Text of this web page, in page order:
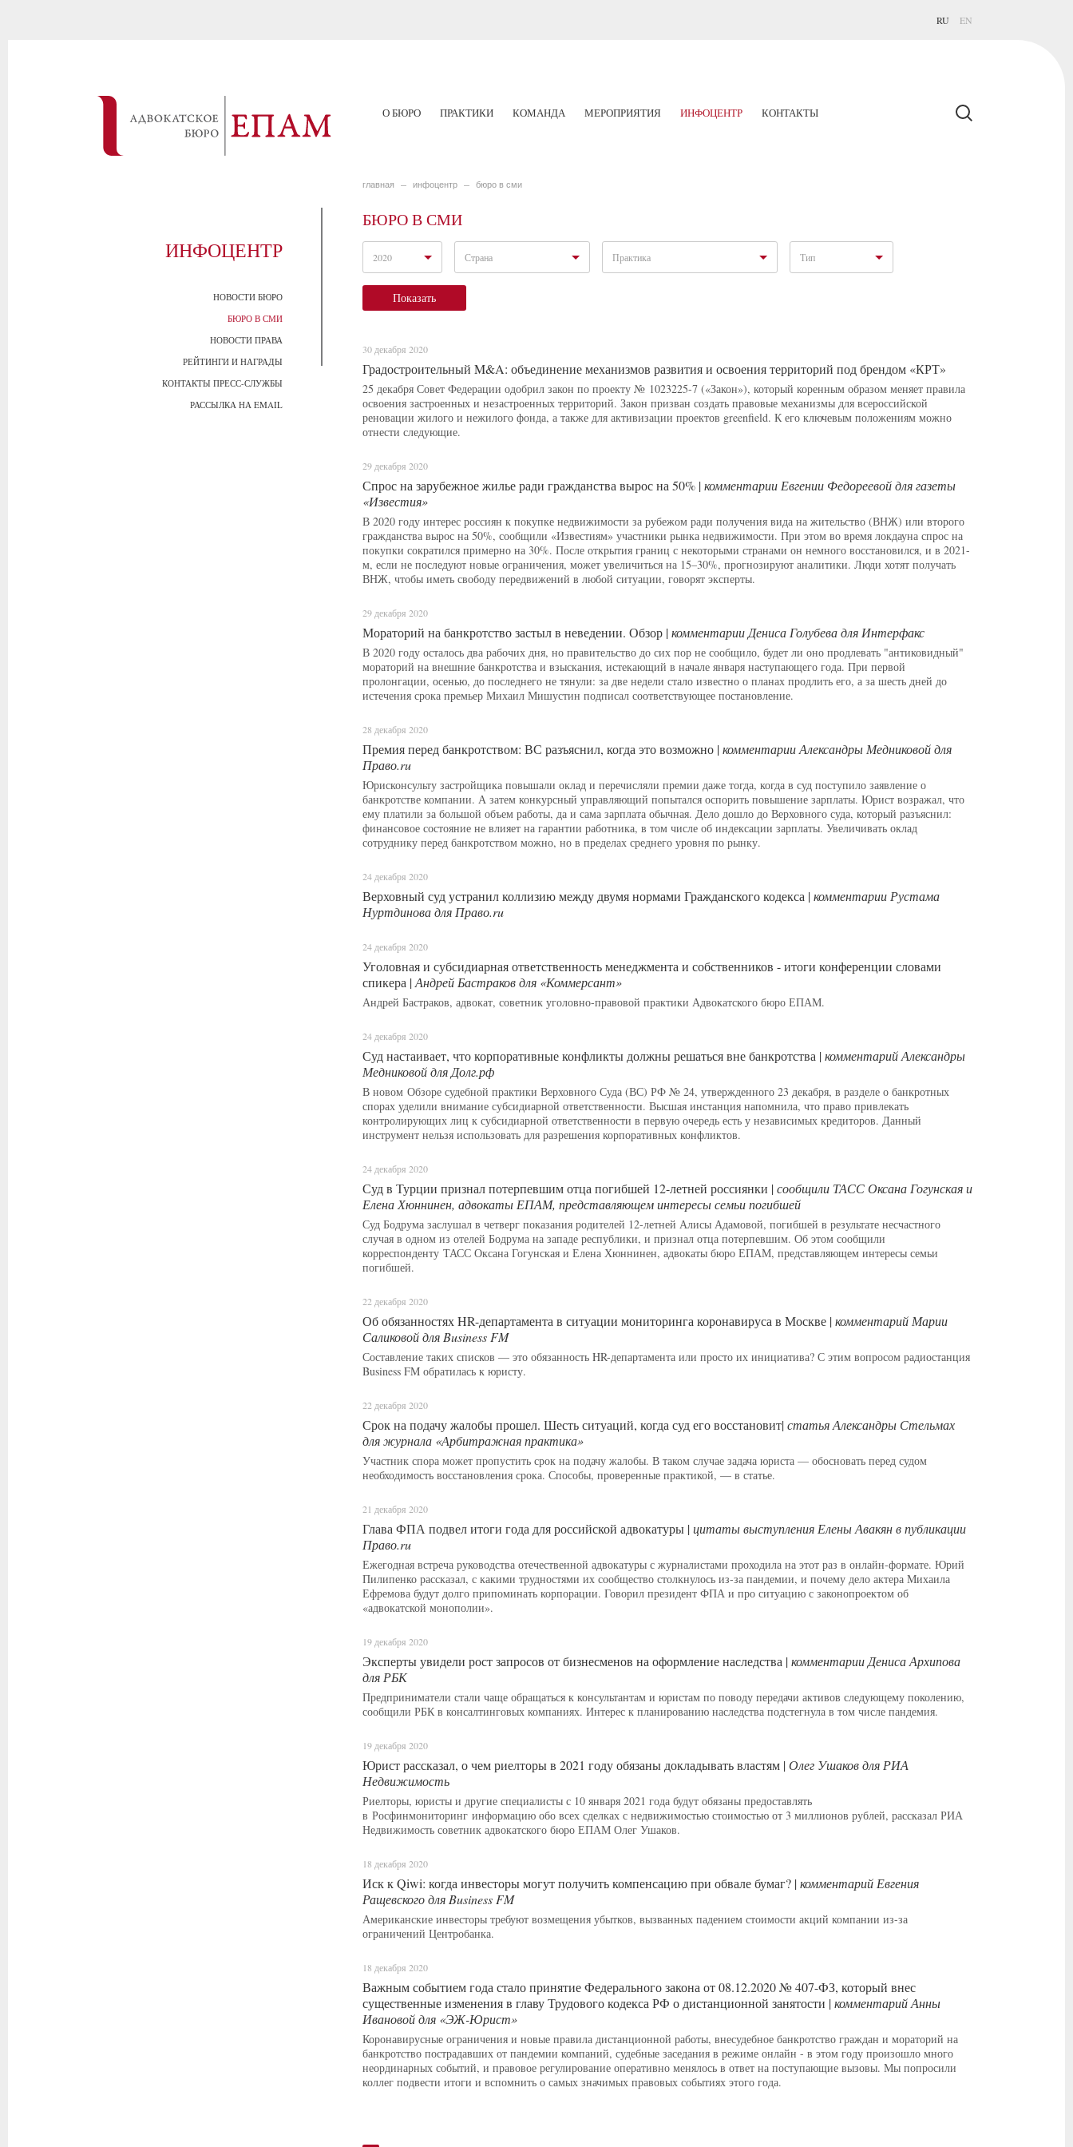
RU EN
О БЮРО ПРАКТИКИ КОМАНДА МЕРОПРИЯТИЯ ИНФОЦЕНТР КОНТАКТЫ
ИНФОЦЕНТР
НОВОСТИ БЮРО
БЮРО В СМИ
НОВОСТИ ПРАВА
РЕЙТИНГИ И НАГРАДЫ
КОНТАКТЫ ПРЕСС-СЛУЖБЫ
РАССЫЛКА НА EMAIL
главная инфоцентр бюро в сми
БЮРО В СМИ
2020 Страна Практика Тип
Показать
30 декабря 2020
Градостроительный M&A: объединение механизмов развития и освоения территорий под брендом «КРТ»
25 декабря Совет Федерации одобрил закон по проекту № 1023225-7 («Закон»), который коренным образом меняет правила
освоения застроенных и незастроенных территорий. Закон призван создать правовые механизмы для всероссийской
реновации жилого и нежилого фонда, а также для активизации проектов greenfield. К его ключевым положениям можно
отнести следующие.
29 декабря 2020
Спрос на зарубежное жилье ради гражданства вырос на 50% |комментарии Евгении Федореевой для газеты
«Известия»
В 2020 году интерес россиян к покупке недвижимости за рубежом ради получения вида на жительство (ВНЖ) или второго
гражданства вырос на 50%, сообщили «Известиям» участники рынка недвижимости. При этом во время локдауна спрос на
покупки сократился примерно на 30%. После открытия границ с некоторыми странами он немного восстановился, и в 2021-
м, если не последуют новые ограничения, может увеличиться на 15–30%, прогнозируют аналитики. Люди хотят получать
ВНЖ, чтобы иметь свободу передвижений в любой ситуации, говорят эксперты.
29 декабря 2020
Мораторий на банкротство застыл в неведении. Обзор |комментарии Дениса Голубева для Интерфакс
В 2020 году осталось два рабочих дня, но правительство до сих пор не сообщило, будет ли оно продлевать "антиковидный"
мораторий на внешние банкротства и взыскания, истекающий в начале января наступающего года. При первой
пролонгации, осенью, до последнего не тянули: за две недели стало известно о планах продлить его, а за шесть дней до
истечения срока премьер Михаил Мишустин подписал соответствующее постановление.
28 декабря 2020
Премия перед банкротством: ВС разъяснил, когда это возможно |комментарии Александры Медниковой для
Право.ru
Юрисконсульту застройщика повышали оклад и перечисляли премии даже тогда, когда в суд поступило заявление о
банкротстве компании. А затем конкурсный управляющий попытался оспорить повышение зарплаты. Юрист возражал, что
ему платили за большой объем работы, да и сама зарплата обычная. Дело дошло до Верховного суда, который разъяснил:
финансовое состояние не влияет на гарантии работника, в том числе об индексации зарплаты. Увеличивать оклад
сотруднику перед банкротством можно, но в пределах среднего уровня по рынку.
24 декабря 2020
Верховный суд устранил коллизию между двумя нормами Гражданского кодекса |комментарии Рустама
Нуртдинова для Право.ru
24 декабря 2020
Уголовная и субсидиарная ответственность менеджмента и собственников - итоги конференции словами
спикера |Андрей Бастраков для «Коммерсант»
Андрей Бастраков, адвокат, советник уголовно-правовой практики Адвокатского бюро ЕПАМ.
24 декабря 2020
Суд настаивает, что корпоративные конфликты должны решаться вне банкротства |комментарий Александры
Медниковой для Долг.рф
В новом Обзоре судебной практики Верховного Суда (ВС) РФ № 24, утвержденного 23 декабря, в разделе о банкротных
спорах уделили внимание субсидиарной ответственности. Высшая инстанция напомнила, что право привлекать
контролирующих лиц к субсидиарной ответственности в первую очередь есть у независимых кредиторов. Данный
инструмент нельзя использовать для разрешения корпоративных конфликтов.
24 декабря 2020
Суд в Турции признал потерпевшим отца погибшей 12-летней россиянки |сообщили ТАСС Оксана Гогунская и
Елена Хюннинен, адвокаты ЕПАМ, представляющем интересы семьи погибшей
Суд Бодрума заслушал в четверг показания родителей 12-летней Алисы Адамовой, погибшей в результате несчастного
случая в одном из отелей Бодрума на западе республики, и признал отца потерпевшим. Об этом сообщили
корреспонденту ТАСС Оксана Гогунская и Елена Хюннинен, адвокаты бюро ЕПАМ, представляющем интересы семьи
погибшей.
22 декабря 2020
Об обязанностях HR-департамента в ситуации мониторинга коронавируса в Москве |комментарий Марии
Саликовой для Business FM
Составление таких списков — это обязанность HR-департамента или просто их инициатива? С этим вопросом радиостанция
Business FM обратилась к юристу.
22 декабря 2020
Срок на подачу жалобы прошел. Шесть ситуаций, когда суд его восстановит|статья Александры Стельмах
для журнала «Арбитражная практика»
Участник спора может пропустить срок на подачу жалобы. В таком случае задача юриста — обосновать перед судом
необходимость восстановления срока. Способы, проверенные практикой, — в статье.
21 декабря 2020
Глава ФПА подвел итоги года для российской адвокатуры |цитаты выступления Елены Авакян в публикации
Право.ru
Ежегодная встреча руководства отечественной адвокатуры с журналистами проходила на этот раз в онлайн-формате. Юрий
Пилипенко рассказал, с какими трудностями их сообщество столкнулось из-за пандемии, и почему дело актера Михаила
Ефремова будут долго припоминать корпорации. Говорил президент ФПА и про ситуацию с законопроектом об
«адвокатской монополии».
19 декабря 2020
Эксперты увидели рост запросов от бизнесменов на оформление наследства |комментарии Дениса Архипова
для РБК
Предприниматели стали чаще обращаться к консультантам и юристам по поводу передачи активов следующему поколению,
сообщили РБК в консалтинговых компаниях. Интерес к планированию наследства подстегнула в том числе пандемия.
19 декабря 2020
Юрист рассказал, о чем риелторы в 2021 году обязаны докладывать властям |Олег Ушаков для РИА
Недвижимость
Риелторы, юристы и другие специалисты с 10 января 2021 года будут обязаны предоставлять
в Росфинмониторинг информацию обо всех сделках с недвижимостью стоимостью от 3 миллионов рублей, рассказал РИА
Недвижимость советник адвокатского бюро ЕПАМ Олег Ушаков.
18 декабря 2020
Иск к Qiwi: когда инвесторы могут получить компенсацию при обвале бумаг? |комментарий Евгения
Ращевского для Business FM
Американские инвесторы требуют возмещения убытков, вызванных падением стоимости акций компании из-за
ограничений Центробанка.
18 декабря 2020
Важным событием года стало принятие Федерального закона от 08.12.2020 № 407-ФЗ, который внес
существенные изменения в главу Трудового кодекса РФ о дистанционной занятости |комментарий Анны
Ивановой для «ЭЖ-Юрист»
Коронавирусные ограничения и новые правила дистанционной работы, внесудебное банкротство граждан и мораторий на
банкротство пострадавших от пандемии компаний, судебные заседания в режиме онлайн - в этом году произошло много
неординарных событий, и правовое регулирование оперативно менялось в ответ на поступающие вызовы. Мы попросили
коллег подвести итоги и вспомнить о самых значимых правовых событиях этого года.